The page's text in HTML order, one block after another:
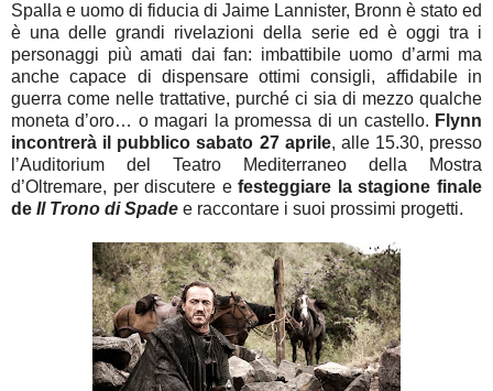
Spalla e uomo di fiducia di Jaime Lannister, Bronn è stato ed
è una delle grandi rivelazioni della serie ed è oggi tra i
personaggi più amati dai fan: imbattibile uomo d’armi ma
anche capace di dispensare ottimi consigli, affidabile in
guerra come nelle trattative, purché ci sia di mezzo qualche
moneta d’oro… o magari la promessa di un castello. Flynn
incontrerà il pubblico sabato 27 aprile, alle 15.30, presso
l’Auditorium del Teatro Mediterraneo della Mostra
d’Oltremare, per discutere e festeggiare la stagione finale
de Il Trono di Spade e raccontare i suoi prossimi progetti.